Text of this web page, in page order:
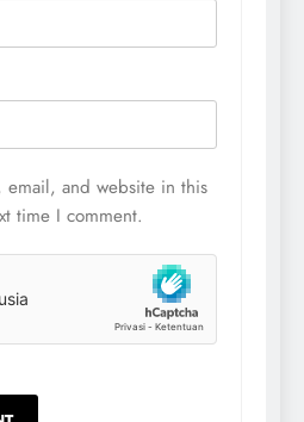
email, and website in this
time I comment.